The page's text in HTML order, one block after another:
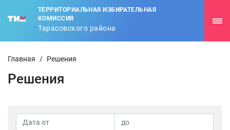
ТЕРРИТОРИАЛЬНАЯ ИЗБИРАТЕЛЬНАЯ
КОМИССИЯ
Тарасовского района
Главная / Решения
Решения